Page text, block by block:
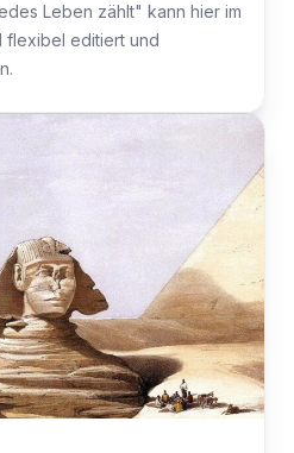
Leben zählt" kann hier im
flexibel editiert und